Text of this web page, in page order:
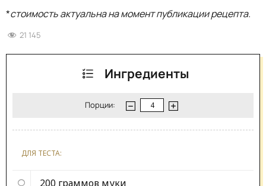
*стоимость актуальна на момент публикации рецепта.
21 145
Ингредиенты
Порции:
ДЛЯ ТЕСТА:
200 граммов муки